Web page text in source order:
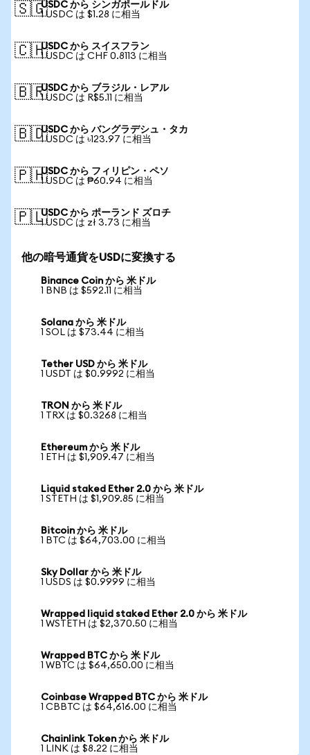
🇸🇬USDC から シンガポールドル
1 USDC は $1.28 に相当
🇨🇭USDC から スイスフラン
1 USDC は CHF 0.8113 に相当
🇧🇷USDC から ブラジル・レアル
1 USDC は R$5.11 に相当
🇧🇩USDC から バングラデシュ・タカ
1 USDC は ৳123.97 に相当
🇵🇭USDC から フィリピン・ペソ
1 USDC は ₱60.94 に相当
🇵🇱USDC から ポーランド ズロチ
1 USDC は zł 3.73 に相当
他の暗号通貨をUSDに変換する
Binance Coin から 米ドル
1 BNB は $592.11 に相当
Solana から 米ドル
1 SOL は $73.44 に相当
Tether USD から 米ドル
1 USDT は $0.9992 に相当
TRON から 米ドル
1 TRX は $0.3268 に相当
Ethereum から 米ドル
1 ETH は $1,909.47 に相当
Liquid staked Ether 2.0 から 米ドル
1 STETH は $1,909.85 に相当
Bitcoin から 米ドル
1 BTC は $64,703.00 に相当
Sky Dollar から 米ドル
1 USDS は $0.9999 に相当
Wrapped liquid staked Ether 2.0 から 米ドル
1 WSTETH は $2,370.50 に相当
Wrapped BTC から 米ドル
1 WBTC は $64,650.00 に相当
Coinbase Wrapped BTC から 米ドル
1 CBBTC は $64,616.00 に相当
Chainlink Token から 米ドル
1 LINK は $8.22 に相当